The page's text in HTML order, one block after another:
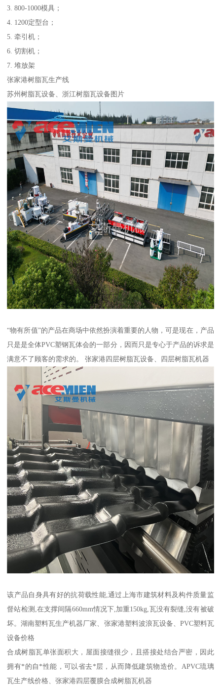
3. 800-1000模具；
4. 1200定型台；
5. 牵引机；
6. 切割机；
7. 堆放架​
张家港树脂瓦生产线
苏州树脂瓦设备、浙江树脂瓦设备图片
“物有所值”的产品在商场中依然扮演着重要的人物，可是现在，产品
只是是全体PVC塑钢瓦体会的一部分，因而只是专心于产品的诉求是
满意不了顾客的需求的。 张家港四层树脂瓦设备、四层树脂瓦机器
该产品自身具有好的抗荷载性能,通过上海市建筑材料及构件质量监
督站检测,在支撑间隔660mm情况下,加重150kg,瓦没有裂缝,没有被破
坏。湖南塑料瓦生产机器厂家、张家港塑料波浪瓦设备、PVC塑料瓦
设备价格
合成树脂瓦单张面积大，屋面接缝很少，且搭接处结合严密，因此
拥有*的自*性能，可以省去*层，从而降低建筑物造价。APVC琉璃
瓦生产线价格、张家港四层覆膜合成树脂瓦机器